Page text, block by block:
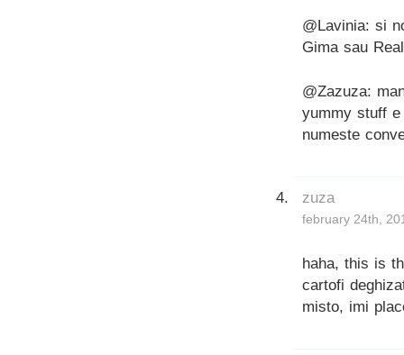
@Lavinia: si
Gima sau
@Zazuza:
yummy stuff
numeste
zuza
february 24th,
haha, this is
cartofi
misto, imi